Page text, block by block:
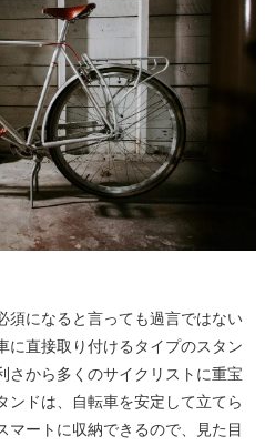
須になると言っても過言ではない
に直接取り付けるタイプのスタン
さから多くのサイクリストに重宝
ンドは、自転車を安定して立てら
マートに収納できるので、見た目